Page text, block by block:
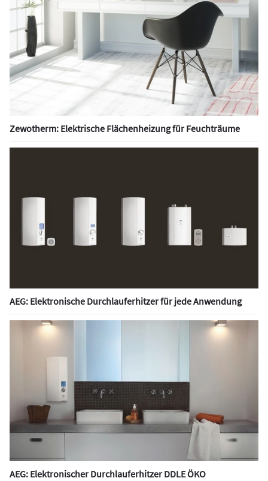
Zewotherm: Elektrische Flächenheizung für Feuchträume
AEG: Elektronische Durchlauferhitzer für jede Anwendung
AEG: Elektronischer Durchlauferhitzer DDLE ÖKO